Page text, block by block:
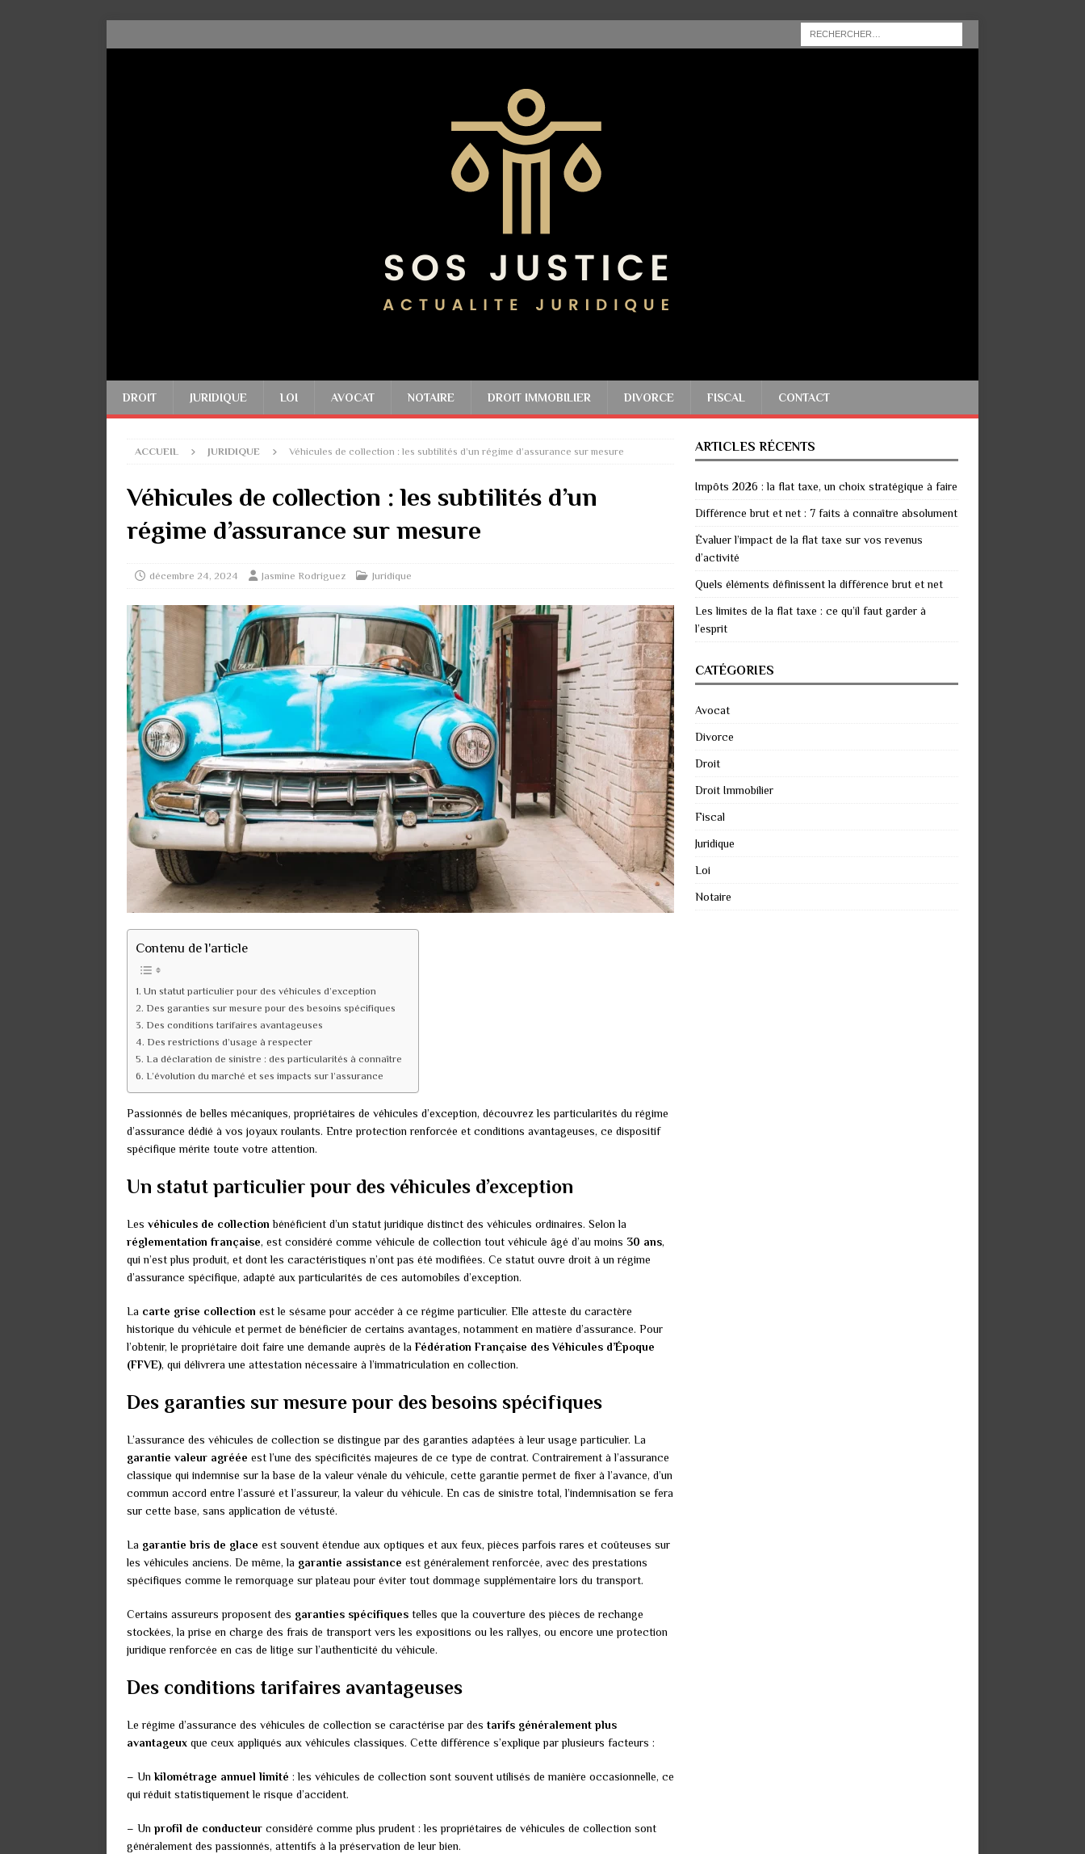
DROIT JURIDIQUE LOI AVOCAT NOTAIRE DROIT IMMOBILIER DIVORCE FISCAL CONTACT
ACCUEIL JURIDIQUE Véhicules de collection : les subtilités d’un régime d’assurance sur mesure
Véhicules de collection : les subtilités d’un
régime d’assurance sur mesure
décembre 24, 2024 Jasmine Rodriguez Juridique
Contenu de l'article
Un statut particulier pour des véhicules d’exception
Des garanties sur mesure pour des besoins spécifiques
Des conditions tarifaires avantageuses
Des restrictions d’usage à respecter
La déclaration de sinistre : des particularités à connaître
L’évolution du marché et ses impacts sur l’assurance
Passionnés de belles mécaniques, propriétaires de véhicules d’exception, découvrez les particularités du régime
d’assurance dédié à vos joyaux roulants. Entre protection renforcée et conditions avantageuses, ce dispositif
spécifique mérite toute votre attention.
Un statut particulier pour des véhicules d’exception
Les véhicules de collection bénéficient d’un statut juridique distinct des véhicules ordinaires. Selon la
réglementation française, est considéré comme véhicule de collection tout véhicule âgé d’au moins 30 ans,
qui n’est plus produit, et dont les caractéristiques n’ont pas été modifiées. Ce statut ouvre droit à un régime
d’assurance spécifique, adapté aux particularités de ces automobiles d’exception.
La carte grise collection est le sésame pour accéder à ce régime particulier. Elle atteste du caractère
historique du véhicule et permet de bénéficier de certains avantages, notamment en matière d’assurance. Pour
l’obtenir, le propriétaire doit faire une demande auprès de la Fédération Française des Véhicules d’Époque
(FFVE), qui délivrera une attestation nécessaire à l’immatriculation en collection.
Des garanties sur mesure pour des besoins spécifiques
L’assurance des véhicules de collection se distingue par des garanties adaptées à leur usage particulier. La
garantie valeur agréée est l’une des spécificités majeures de ce type de contrat. Contrairement à l’assurance
classique qui indemnise sur la base de la valeur vénale du véhicule, cette garantie permet de fixer à l’avance, d’un
commun accord entre l’assuré et l’assureur, la valeur du véhicule. En cas de sinistre total, l’indemnisation se fera
sur cette base, sans application de vétusté.
La garantie bris de glace est souvent étendue aux optiques et aux feux, pièces parfois rares et coûteuses sur
les véhicules anciens. De même, la garantie assistance est généralement renforcée, avec des prestations
spécifiques comme le remorquage sur plateau pour éviter tout dommage supplémentaire lors du transport.
Certains assureurs proposent des garanties spécifiques telles que la couverture des pièces de rechange
stockées, la prise en charge des frais de transport vers les expositions ou les rallyes, ou encore une protection
juridique renforcée en cas de litige sur l’authenticité du véhicule.
Des conditions tarifaires avantageuses
Le régime d’assurance des véhicules de collection se caractérise par des tarifs généralement plus
avantageux que ceux appliqués aux véhicules classiques. Cette différence s’explique par plusieurs facteurs :
– Unkilométrage annuel limité : les véhicules de collection sont souvent utilisés de manière occasionnelle, ce
qui réduit statistiquement le risque d’accident.
– Un profil de conducteur considéré comme plus prudent : les propriétaires de véhicules de collection sont
généralement des passionnés, attentifs à la préservation de leur bien.
ARTICLES RÉCENTS
Impôts 2026 : la flat taxe, un choix stratégique à faire
Différence brut et net : 7 faits à connaître absolument
Évaluer l’impact de la flat taxe sur vos revenus
d’activité
Quels éléments définissent la différence brut et net
Les limites de la flat taxe : ce qu’il faut garder à
l’esprit
CATÉGORIES
Avocat
Divorce
Droit
Droit Immobilier
Fiscal
Juridique
Loi
Notaire